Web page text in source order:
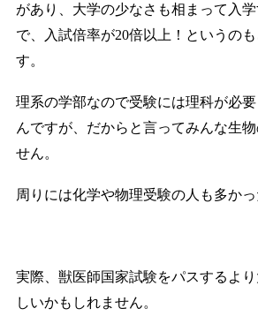
があり、大学の少なさも相まって入
で、入試倍率が20倍以上！というの
す。
理系の学部なので受験には理科が必
んですが、だからと言ってみんな生
せん。
周りには化学や物理受験の人も多かっ
実際、獣医師国家試験をパスするよ
しいかもしれません。